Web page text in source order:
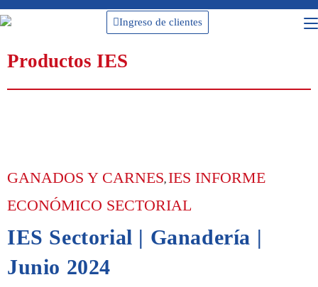
Ingreso de clientes
Productos IES
GANADOS Y CARNES, IES INFORME
ECONÓMICO SECTORIAL
IES Sectorial | Ganadería |
Junio 2024